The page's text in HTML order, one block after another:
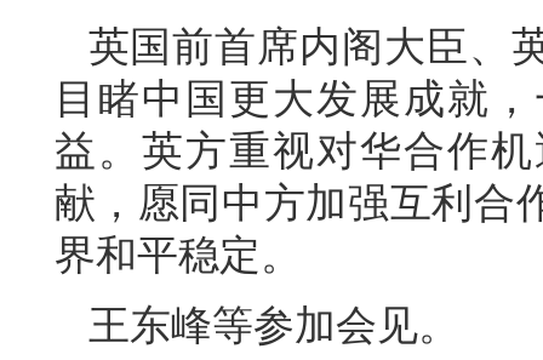
英国前首席内阁大臣、
目睹中国更大发展成就
益。英方重视对华合作
献，愿同中方加强互利合
界和平稳定。
王东峰等参加会见。